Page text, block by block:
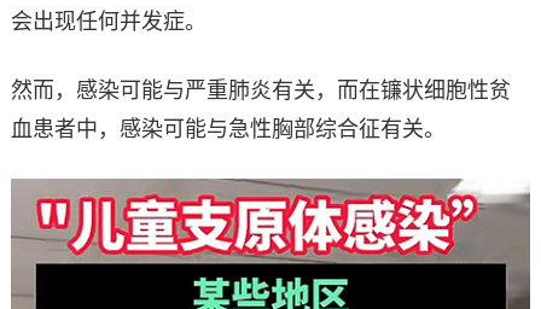
会出现任何并发症。
然而，感染可能与严重肺炎有关，而在镰状细胞性贫
血患者中，感染可能与急性胸部综合征有关。